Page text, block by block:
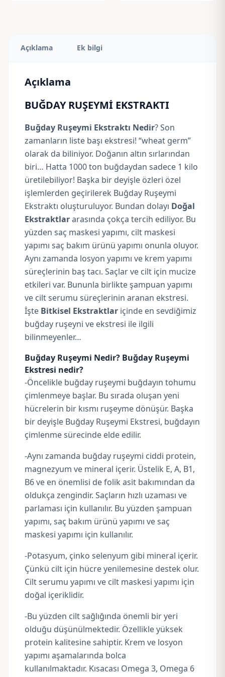
Açıklama Ek bilgi
Açıklama
BUĞDAY RUŞEYMİ EKSTRAKTI
Buğday Ruşeymi Ekstraktı Nedir? Son
zamanların liste başı ekstresi! “wheat germ”
olarak da biliniyor. Doğanın altın sırlarından
biri… Hatta 1000 ton buğdaydan sadece 1 kilo
üretilebiliyor! Başka bir deyişle özleri özel
işlemlerden geçirilerek Buğday Ruşeymi
Ekstraktı oluşturuluyor. Bundan dolayı Doğal
Ekstraktlararasında çokça tercih ediliyor. Bu
yüzden saç maskesi yapımı, cilt maskesi
yapımı saç bakım ürünü yapımı onunla oluyor.
Aynı zamanda losyon yapımı ve krem yapımı
süreçlerinin baş tacı. Saçlar ve cilt için mucize
etkileri var. Bununla birlikte şampuan yapımı
ve cilt serumu süreçlerinin aranan ekstresi.
İşte Bitkisel Ekstraktlar içinde en sevdiğimiz
buğday ruşeyni ve ekstresi ile ilgili
bilinmeyenler…
Buğday Ruşeymi Nedir? Buğday Ruşeymi
Ekstresi nedir?
-Öncelikle buğday ruşeymi buğdayın tohumu
çimlenmeye başlar. Bu sırada oluşan yeni
hücrelerin bir kısmı ruşeyme dönüşür. Başka
bir deyişle Buğday Ruşeymi Ekstresi, buğdayın
çimlenme sürecinde elde edilir.
-Aynı zamanda buğday ruşeymi ciddi protein,
magnezyum ve mineral içerir. Üstelik E, A, B1,
B6 ve en önemlisi de folik asit bakımından da
oldukça zengindir. Saçların hızlı uzaması ve
parlaması için kullanılır. Bu yüzden şampuan
yapımı, saç bakım ürünü yapımı ve saç
maskesi yapımı için kullanılır.
-Potasyum, çinko selenyum gibi mineral içerir.
Çünkü cilt için hücre yenilemesine destek olur.
Cilt serumu yapımı ve cilt maskesi yapımı için
doğal içeriklidir.
-Bu yüzden cilt sağlığında önemli bir yeri
olduğu düşünülmektedir. Özellikle yüksek
protein kalitesine sahiptir. Krem ve losyon
yapımı aşamalarında bolca
kullanılmaktadır. Kısacası Omega 3, Omega 6